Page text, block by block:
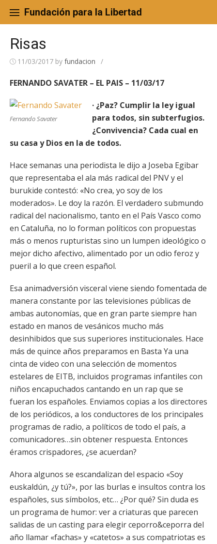
content
Fundación para la Libertad
Risas
11/03/2017 by fundacion /
FERNANDO SAVATER – EL PAIS – 11/03/17
Fernando Savater
· ¿Paz? Cumplir la ley igual
para todos, sin subterfugios.
¿Convivencia? Cada cual en
su casa y Dios en la de todos.
Hace semanas una periodista le dijo a Joseba Egibar
que representaba el ala más radical del PNV y el
burukide contestó: «No crea, yo soy de los
moderados». Le doy la razón. El verdadero submundo
radical del nacionalismo, tanto en el País Vasco como
en Cataluña, no lo forman políticos con propuestas
más o menos rupturistas sino un lumpen ideológico o
mejor dicho afectivo, alimentado por un odio feroz y
pueril a lo que creen español.
Esa animadversión visceral viene siendo fomentada de
manera constante por las televisiones públicas de
ambas autonomías, que en gran parte siempre han
estado en manos de vesánicos mucho más
desinhibidos que sus superiores institucionales. Hace
más de quince años preparamos en Basta Ya una
cinta de video con una selección de momentos
estelares de EITB, incluidos programas infantiles con
niños encapuchados cantando en un rap que se
fueran los españoles. Enviamos copias a los directores
de los periódicos, a los conductores de los principales
programas de radio, a políticos de todo el país, a
comunicadores…sin obtener respuesta. Entonces
éramos crispadores, ¿se acuerdan?
Ahora algunos se escandalizan del espacio «Soy
euskaldún, ¿y tú?», por las burlas e insultos contra los
españoles, sus símbolos, etc… ¿Por qué? Sin duda es
un programa de humor: ver a criaturas que parecen
salidas de un casting para elegir ceporro&ceporra del
año llamar «fachas» y «catetos» a sus compatriotas es